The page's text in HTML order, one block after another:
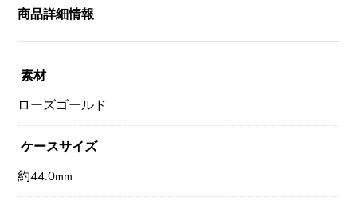
商品詳細情報
素材
ローズゴールド
ケースサイズ
約44.0mm